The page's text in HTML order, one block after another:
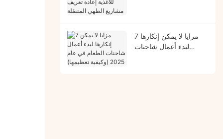
7 مزايا لا يمكن إنكارها
لبدء أعمال شاحنات